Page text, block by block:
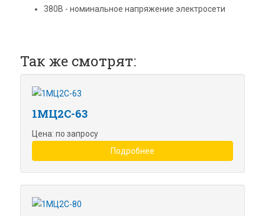
380В - номинальное напряжение электросети
Так же смотрят:
1МЦ2С-63
Цена: по запросу
Подробнее